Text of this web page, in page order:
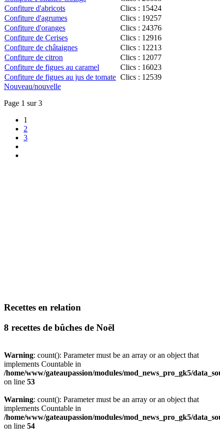
Confiture d'abricots
Clics : 15424
Confiture d'agrumes
Clics : 19257
Confiture d'oranges
Clics : 24376
Confiture de Cerises
Clics : 12916
Confiture de châtaignes
Clics : 12213
Confiture de citron
Clics : 12077
Confiture de figues au caramel
Clics : 16023
Confiture de figues au jus de tomate Clics : 12539
Nouveau/nouvelle
Page 1 sur 3
1
2
3
Recettes en relation
8 recettes de bûches de Noël
Warning: count(): Parameter must be an array or an object that
implements Countable in
/home/www/gateaupassion/modules/mod_news_pro_gk5/
on line 53
Warning: count(): Parameter must be an array or an object that
implements Countable in
/home/www/gateaupassion/modules/mod_news_pro_gk5/
on line 54